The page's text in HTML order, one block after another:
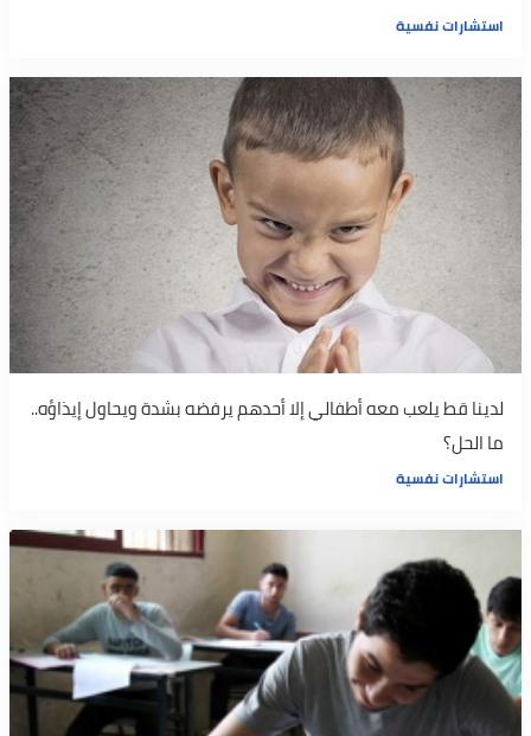
استشارات نفسية
لدينا قط يلعب معه أطفالي إلا أحدهم يرفضه بشدة ويحاول إيذاؤه..
ما الحل؟
استشارات نفسية